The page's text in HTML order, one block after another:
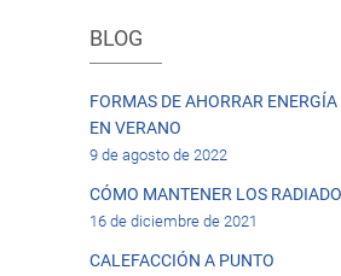
BLOG
FORMAS DE AHORRAR
EN VERANO
9 de agosto de 2022
CÓMO MANTENER LOS
16 de diciembre de 2021
CALEFACCIÓN A PUNTO